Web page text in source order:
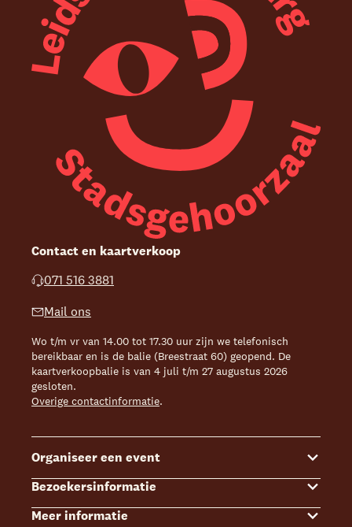
Contact en kaartverkoop
071 516 3881
Mail ons
Wo t/m vr van 14.00 tot 17.30 uur zijn we telefonisch
bereikbaar en is de balie (Breestraat 60) geopend. De
kaartverkoopbalie is van 4 juli t/m 27 augustus 2026
gesloten.
Overige contactinformatie.
Organiseer een event
Events
Zalenoverzicht
Bezoekersinformatie
Kaartverkoop
Meer informatie